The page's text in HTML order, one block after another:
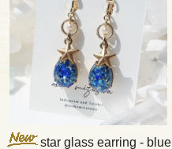
star glass earring - blue